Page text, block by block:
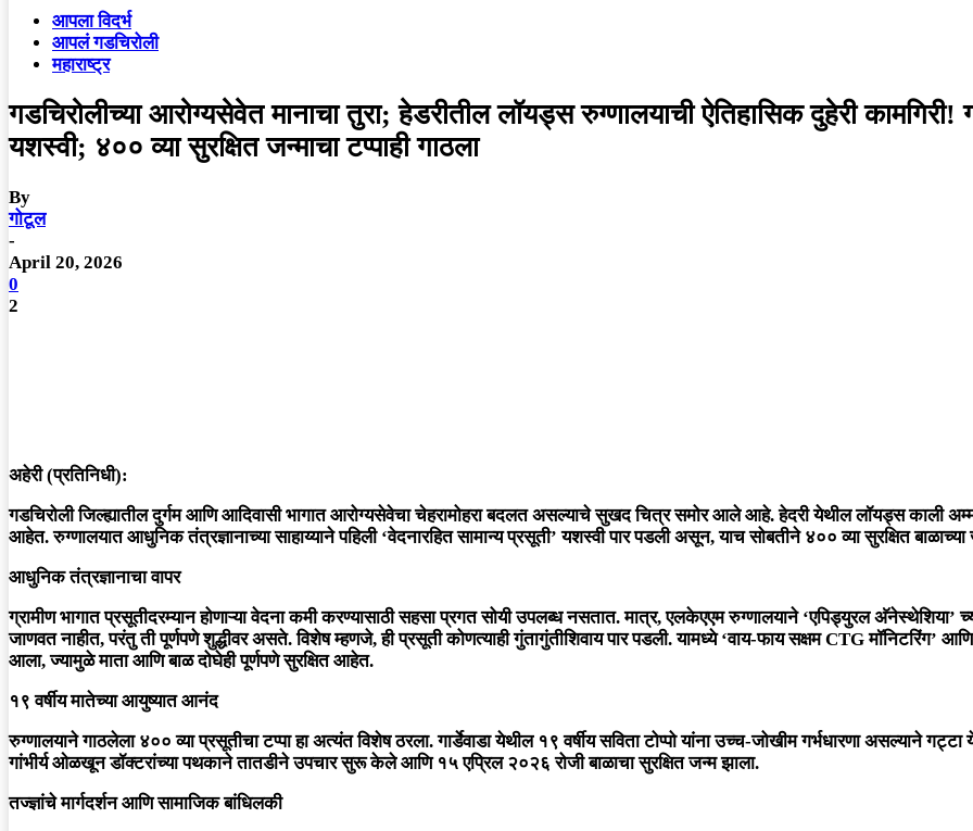
आपला विदर्भ
आपलं गडचिरोली
महाराष्ट्र
गडचिरोलीच्या आरोग्यसेवेत मानाचा तुरा; हेडरीतील लॉयड्स रुग्णालयाची ऐतिहासिक दुहेरी कामगिरी!
यशस्वी; ४०० व्या सुरक्षित जन्माचा टप्पाही गाठला
By
गोटूल
-
April 20, 2026
0
2
अहेरी (प्रतिनिधी):
गडचिरोली जिल्ह्यातील दुर्गम आणि आदिवासी भागात आरोग्यसेवेचा चेहरामोहरा बदलत असल्याचे सुखद चित्र समोर आले आहे. हेदरी येथीललॉयड्स काली
आहेत. रुग्णालयात आधुनिक तंत्रज्ञानाच्या साहाय्याने पहिली ‘वेदनारहित सामान्य प्रसूती’ यशस्वी पार पडली असून, याच सोबतीने ४०० व्या सुरक्षित बाळाच्या
आधुनिक तंत्रज्ञानाचा वापर
ग्रामीण भागात प्रसूतीदरम्यान होणाऱ्या वेदना कमी करण्यासाठी सहसा प्रगत सोयी उपलब्ध नसतात. मात्र, एलकेएएम रुग्णालयाने ‘एपिड्युरल अ‍ॅनेस्थेशिया’
जाणवत नाहीत, परंतु ती पूर्णपणे शुद्धीवर असते. विशेष म्हणजे, ही प्रसूती कोणत्याही गुंतागुंतीशिवाय पार पडली. यामध्ये ‘वाय-फाय सक्षम CTG मॉनिटरिंग’
आला, ज्यामुळे माता आणि बाळ दोघेही पूर्णपणे सुरक्षित आहेत.
१९ वर्षीय मातेच्या आयुष्यात आनंद
रुग्णालयाने गाठलेला ४०० व्या प्रसूतीचा टप्पा हा अत्यंत विशेष ठरला. गार्डेवाडा येथील १९ वर्षीय सविता टोप्पो यांना उच्च-जोखीम गर्भधारणा असल्याने
गांभीर्य ओळखून डॉक्टरांच्या पथकाने तातडीने उपचार सुरू केले आणि १५ एप्रिल २०२६ रोजी बाळाचा सुरक्षित जन्म झाला.
तज्ज्ञांचे मार्गदर्शन आणि सामाजिक बांधिलकी